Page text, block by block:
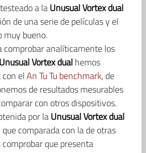
a laUnusual Vortex dual
de una serie de películas y el
muy bueno.
comprobar analíticamente los
Unusual Vortex dualhemos
elAn Tu Tu benchmark, de
de resultados mesurables
con otros dispositivos.
por laUnusual Vortex dual
que comparada con la de otras
que presenta